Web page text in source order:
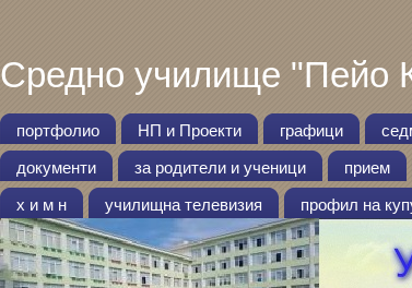
Средно училище "Пейо
портфолио НП и Проекти графици
документи за родители и ученици прием
х и м н училищна телевизия профил на